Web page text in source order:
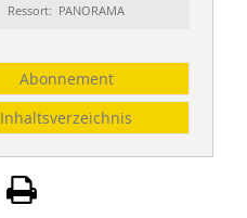
Ressort: PANORAMA
Abonnement
Inhaltsverzeichnis